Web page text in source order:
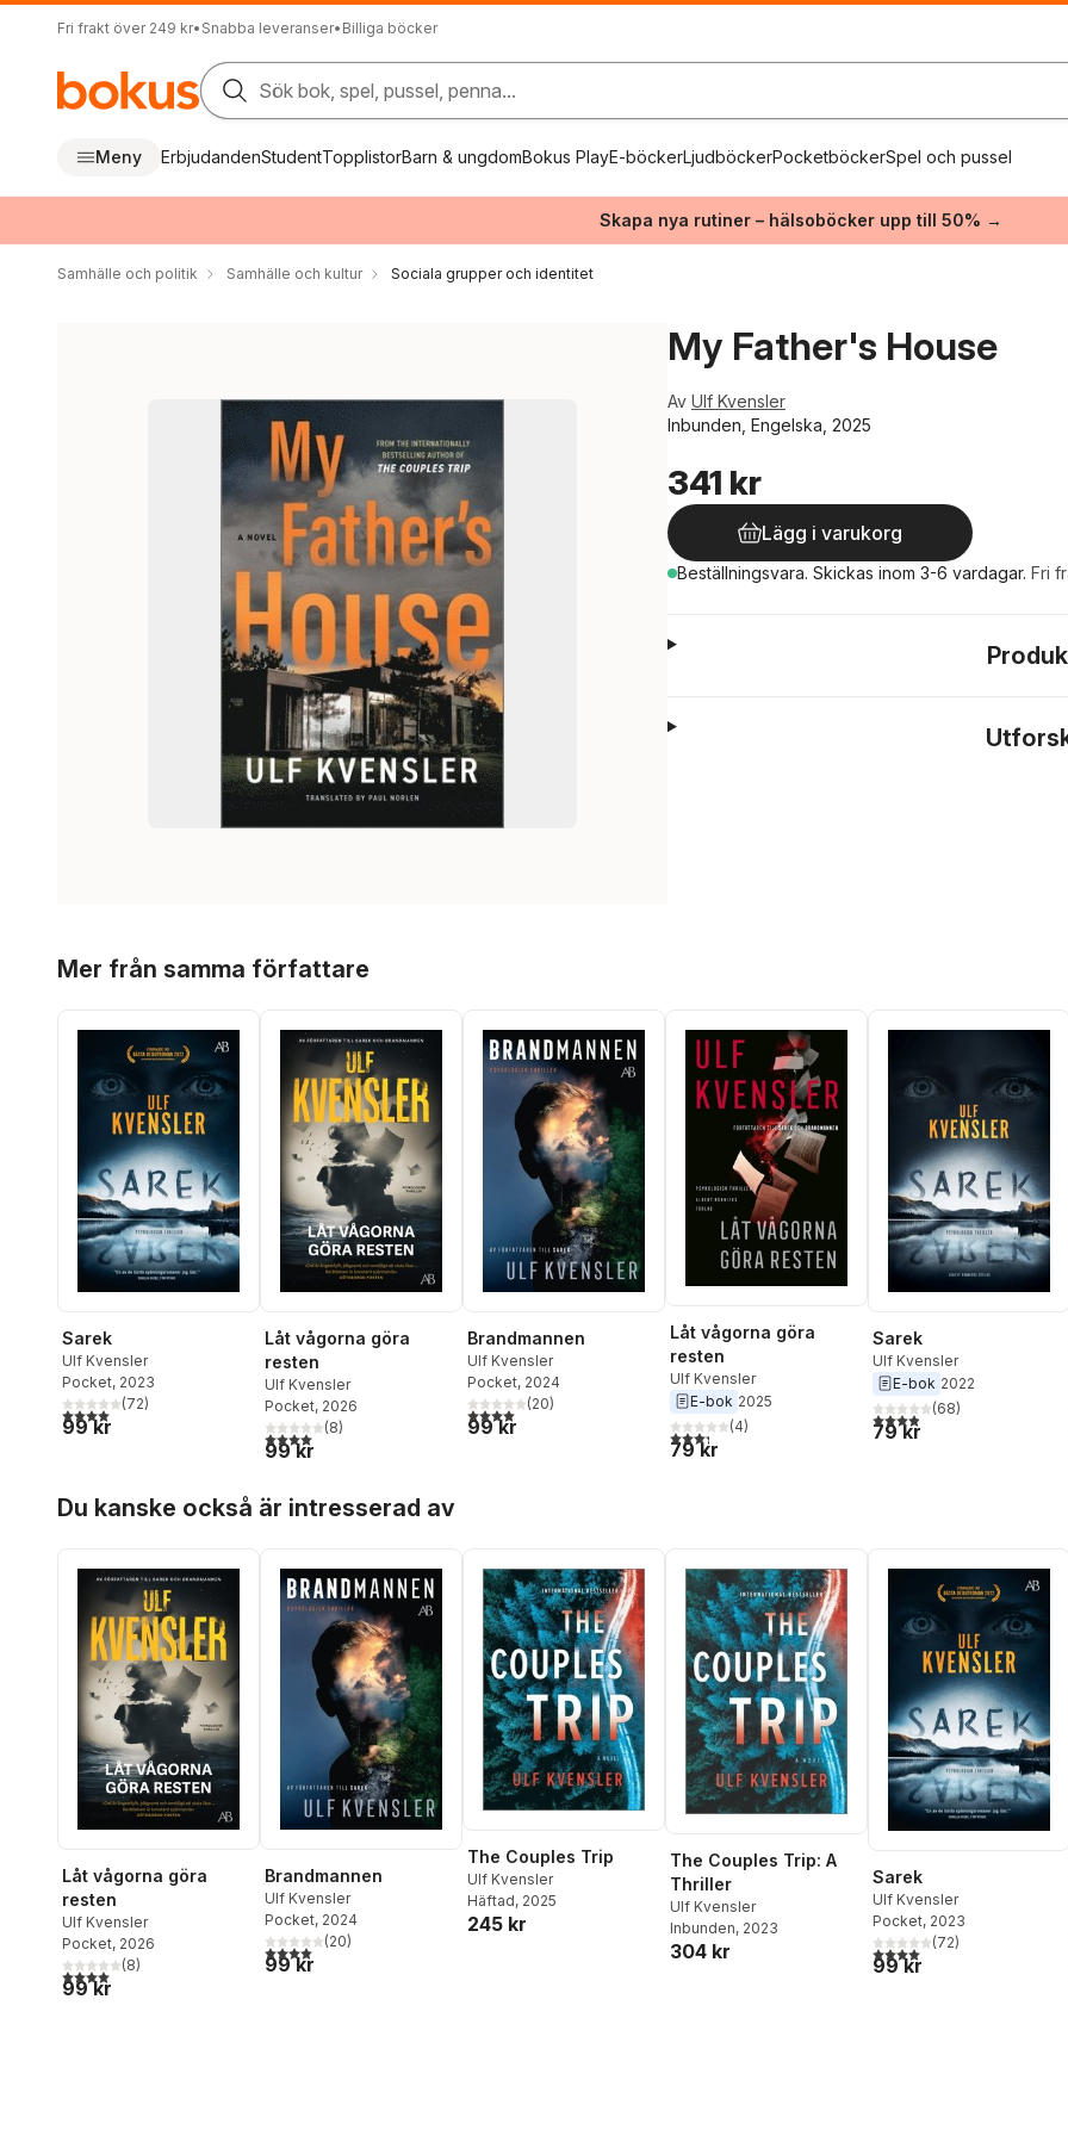
Fri frakt över 249 kr• Snabba leveranser• Billiga böcker
Sök bok, spel, pussel, penna...
Meny ErbjudandenStudentTopplistorBarn & ungdomBokus PlayE-böckerLjudböckerPocketböckerSpel och pussel
Skapa nya rutiner – hälsoböcker upp till 50% →
Samhälle och politik Samhälle och kultur Sociala grupper och identitet
My Father's House
Av Ulf Kvensler
Inbunden, Engelska, 2025
341 kr
Lägg i varukorg
Beställningsvara. Skickas inom 3-6 vardagar. Fri
Mer från samma författare
Sarek
Ulf Kvensler
Pocket, 2023
4,0utav 5 stjärnor. Totalt antal röster:
(72)
99 kr
Låt vågorna göra
resten
Ulf Kvensler
Pocket, 2026
4,0utav 5 stjärnor. Totalt antal röster:
(8)
99 kr
Brandmannen
Ulf Kvensler
Pocket, 2024
4,0utav 5 stjärnor. Totalt antal röster:
(20)
99 kr
Låt vågorna göra
resten
Ulf Kvensler
E-bok 2025
3,3utav 5 stjärnor. Totalt antal röster:
(4)
79 kr
Sarek
Ulf Kvensler
E-bok 2022
3,9utav 5 stjärnor. Totalt
(68)
79 kr
Du kanske också är intresserad av
Låt vågorna göra
resten
Ulf Kvensler
Pocket, 2026
4,0utav 5 stjärnor. Totalt antal röster:
(8)
99 kr
Brandmannen
Ulf Kvensler
Pocket, 2024
4,0utav 5 stjärnor. Totalt antal röster:
(20)
99 kr
The Couples Trip
Ulf Kvensler
Häftad, 2025
245 kr
The Couples Trip: A
Thriller
Ulf Kvensler
Inbunden, 2023
304 kr
Sarek
Ulf Kvensler
Pocket, 2023
4,0utav 5 stjärnor. Totalt
(72)
99 kr